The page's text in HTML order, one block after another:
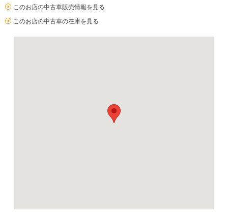
このお店の中古車販売情報を見る
このお店の中古車の在庫を見る